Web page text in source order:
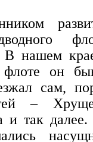
В нашем
он
сам,
–
и так